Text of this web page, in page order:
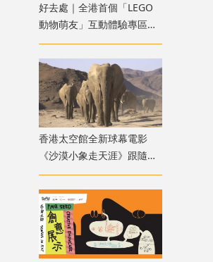
好去處｜全港首個「LEGO
動物萌友」互動體驗專區可
愛登場！
香港太空館全新球幕電影
《沙漠小象走天涯》跟隨滿
月非洲象穿越荒漠旅程